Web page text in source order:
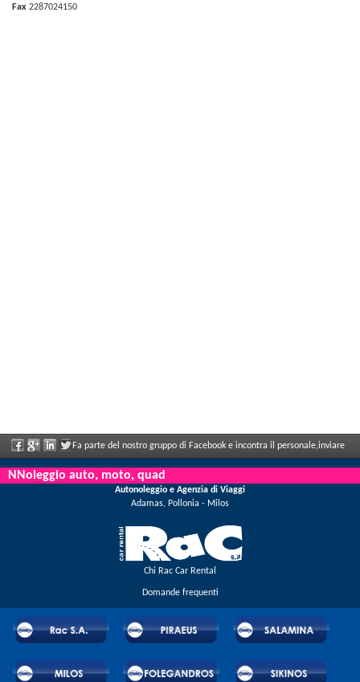
Fax 2287024150
Fa parte del nostro gruppo di Facebook e incontra il personale,inviare
le sue valutazioni e ne aproffita i grandi sconti e le offerte che vengono annunciati
NNoleggio auto, moto, quad
Autonoleggio e Agenzia di Viaggi
Adamas, Pollonia - Milos
Chi Rac Car Rental
Domande frequenti